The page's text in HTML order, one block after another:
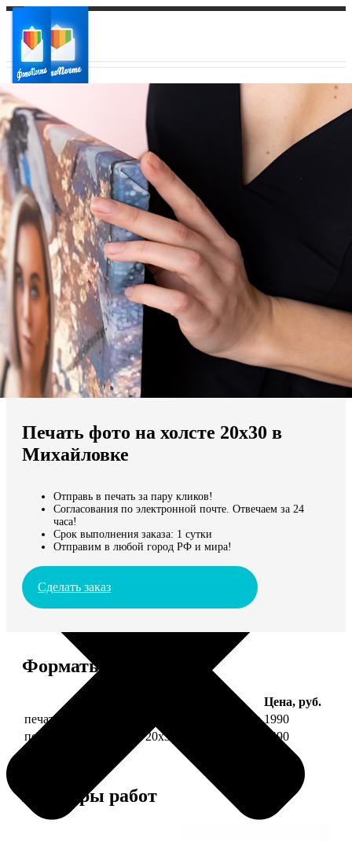
Ваш город:
Ваш регион доставки
Выберите из списка:
Мы доставляем по всему миру
Продолжить без города
Печать фото на холсте 20х30 в
Михайловке
Отправь в печать за пару кликов!
Согласования по электронной почте. Отвечаем за 24
часа!
Срок выполнения заказа: 1 сутки
Отправим в любой город РФ и мира!
Сделать заказ
Форматы и цены
Цена, руб.
печать фото на холсте 20х30 на подрамнике 1990
печать фото на холсте 20х30 в раме
4490
Примеры работ